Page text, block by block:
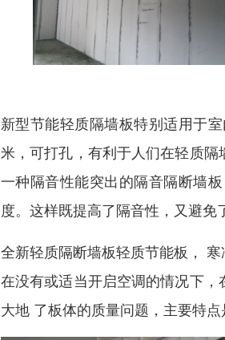
新型节能轻质隔墙板特别适用于
米，可打孔，有利于人们在轻质
一种隔音性能突出的隔音隔断墙
度。这样既提高了隔音性，又避免
全新轻质隔断墙板轻质节能板，
在没有或适当开启空调的情况下
大地 了板体的质量问题，主要特